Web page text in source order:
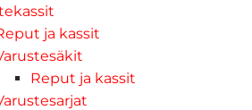
ja kassit
Reput ja kassit